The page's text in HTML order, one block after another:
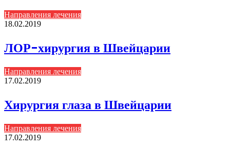
Направления лечения
18.02.2019
ЛОР-хирургия в Швейцарии
Направления лечения
17.02.2019
Хирургия глаза в Швейцарии
Направления лечения
17.02.2019